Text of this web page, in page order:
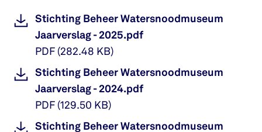
Stichting Beheer Watersnoodmuseum
Jaarverslag - 2025.pdf
PDF (282.48 KB)
Stichting Beheer Watersnoodmuseum
Jaarverslag - 2024.pdf
PDF (129.50 KB)
Stichting Beheer Watersnoodmuseum